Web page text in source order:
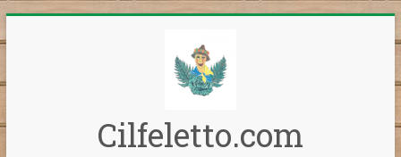
al
Cilfeletto.com